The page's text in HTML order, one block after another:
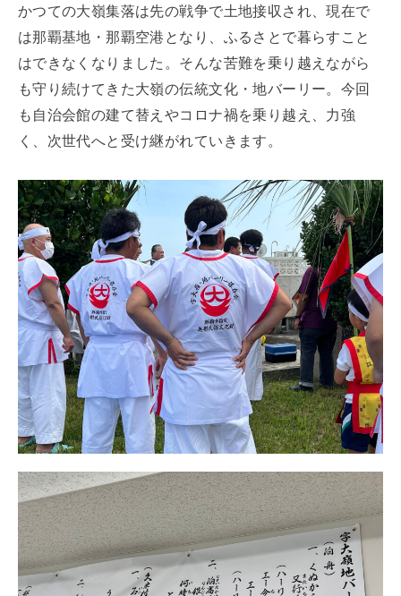
かつての大嶺集落は先の戦争で土地接収され、現在で
は那覇基地・那覇空港となり、ふるさとで暮らすこと
はできなくなりました。そんな苦難を乗り越えながら
も守り続けてきた大嶺の伝統文化・地バーリー。今回
も自治会館の建て替えやコロナ禍を乗り越え、力強
く、次世代へと受け継がれていきます。